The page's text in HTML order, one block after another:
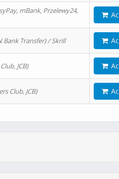
mBank, Przelewy24,
Bank Transfer) / Skrill
JCB)
Club, JCB)